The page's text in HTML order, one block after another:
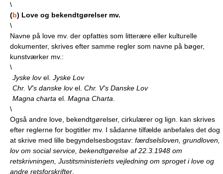
\
(b) Love og bekendtgørelser mv.
\
Navne på love mv. der opfattes som litterære eller kulturelle
dokumenter, skrives efter samme regler som navne på bøger,
kunstværker mv.:
\
Jyske lovel. Jyske Lov
Chr. V's danske lovel. Chr. V's Danske Lov
Magna charta el. Magna Charta
\
Også andre love, bekendtgørelser, cirkulærer og lign. kan skrives
efter reglerne for bogtitler mv. I sådanne tilfælde anbefales det dog
at skrive med lille begyndelsesbogstav: færdselsloven, grundloven,
lov om social service, bekendtgørelse af 22.3.1948 om
retskrivningen, Justitsministeriets vejledning om sproget i love og
andre retsforskrifter